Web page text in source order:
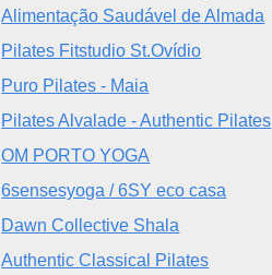
Alimentação Saudável de Almada
Pilates Fitstudio St.Ovídio
Puro Pilates - Maia
Pilates Alvalade - Authentic Pilates
OM PORTO YOGA
6sensesyoga / 6SY eco casa
Dawn Collective Shala
Authentic Classical Pilates